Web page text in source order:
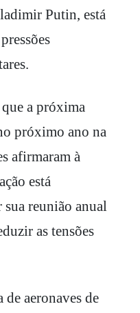
Putin, está
a próxima
próximo ano na
afirmaram à
está
reunião anual
as tensões
de aeronaves de